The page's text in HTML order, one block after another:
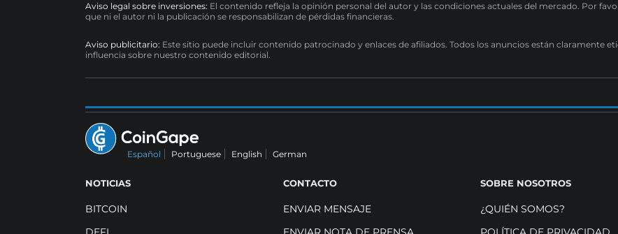
Aviso legal sobre inversiones: El contenido refleja la opinión personal del autor y las condiciones actuales del mercado. Por
que ni el autor ni la publicación se responsabilizan de pérdidas financieras.
Aviso publicitario: Este sitio puede incluir contenido patrocinado y enlaces de afiliados. Todos los anuncios están claramente
influencia sobre nuestro contenido editorial.
Español Portuguese English German
NOTICIAS
BITCOIN
CONTACTO
ENVIAR MENSAJE
SOBRE NOSOTROS
¿QUIÉN SOMOS?